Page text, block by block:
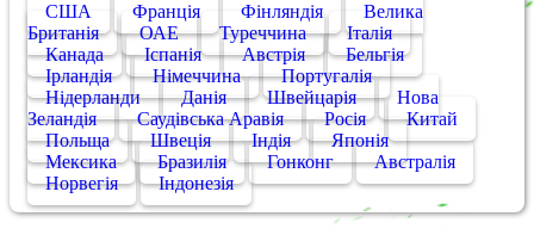
США
Франція Фінляндія
Велика
Британія
ОАЕ Туреччина
Італія
Канада
Іспанія Австрія
Бельгія
Ірландія
Німеччина
Португалія
Нідерланди
Данія Швейцарія
Нова
Зеландія
Саудівська Аравія Росія
Китай
Польща
Швеція Індія
Японія
Мексика
Бразилія Гонконг
Австралія
Норвегія
Індонезія